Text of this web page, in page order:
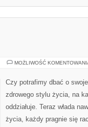
MOŻLIWOŚĆ
Czy potrafimy dbać o
zdrowego stylu życia, na
oddziałuje. Teraz włada
życia, każdy pragnie się